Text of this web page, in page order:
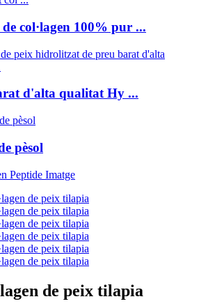
col·lagen 100% pur ...
d'alta qualitat Hy ...
pèsol
de peix tilapia